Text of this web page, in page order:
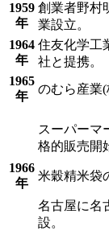
1959
年
創業者野村
業設立。
1964
年
住友化学工
社と提携。
1965
年
のむら産業(
1966
年
スーパーマ
格的販売開
米穀精米袋
名古屋に名
設。